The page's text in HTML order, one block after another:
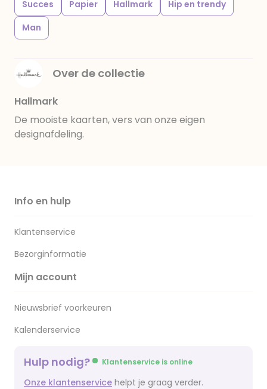
Succes Papier Hallmark
Hip en trendy
Man
Over de collectie
Hallmark
De mooiste kaarten, vers van onze eigen
designafdeling.
Info en hulp
Klantenservice
Bezorginformatie
Mijn account
Nieuwsbrief voorkeuren
Kalenderservice
Hulp nodig? Klantenservice is online
Onze klantenservice helpt je graag verder.